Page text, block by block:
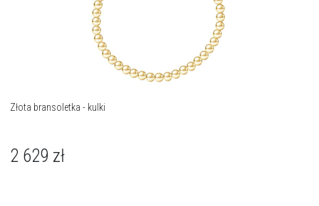
Złota bransoletka - kulki
2 629 zł